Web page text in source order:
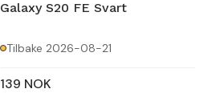
Galaxy S20 FE Svart
Tilbake 2026-08-21
139 NOK